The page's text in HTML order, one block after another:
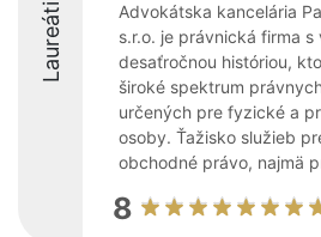
Laureáti
Advokátska kancelária
s.r.o. je právnická firma s
desaťročnou históriou,
široké spektrum
určených pre fyzické a
osoby. Ťažisko služieb
obchodné právo, najmä
8